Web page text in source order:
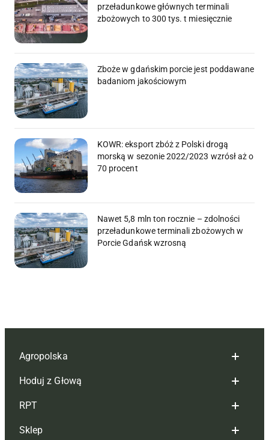
przeładunkowe głównych terminali
zbożowych to 300 tys. t miesięcznie
Zboże w gdańskim porcie jest poddawane
badaniom jakościowym
KOWR: eksport zbóż z Polski drogą
morską w sezonie 2022/2023 wzrósł aż o
70 procent
Nawet 5,8 mln ton rocznie – zdolności
przeładunkowe terminali zbożowych w
Porcie Gdańsk wzrosną
Agropolska
Redakcja
Reklama
Tagi
Hoduj z Głową
Hoduj z głową bydło
Hoduj z głową świnie
RPT
Redakcja
Sklep